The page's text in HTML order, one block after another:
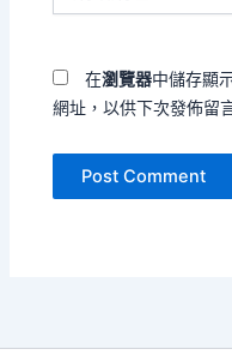
在瀏覽器中儲存顯
網址，以供下次發佈留